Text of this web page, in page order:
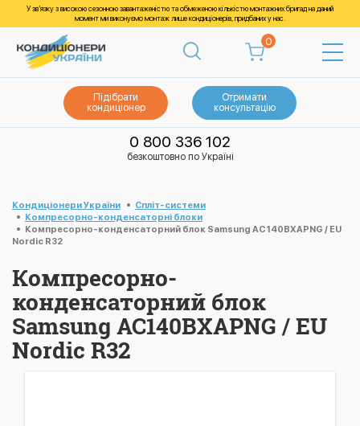
У зв’язку з високою сезонною завантаженістю та обмеженою кількістю монтажних бригад на даний
момент ми виконуємо монтаж лише кондиціонерів, придбаних у нас.
0
Підібрати
кондиціонер
Отримати
консультацію
0 800 336 102
безкоштовно по Україні
Кондиціонери України
Спліт-системи
Компресорно-конденсаторні блоки
Компресорно-конденсаторний блок Samsung AC140BXAPNG / EU
Nordic R32
Компресорно-
конденсаторний блок
Samsung AC140BXAPNG / EU
Nordic R32